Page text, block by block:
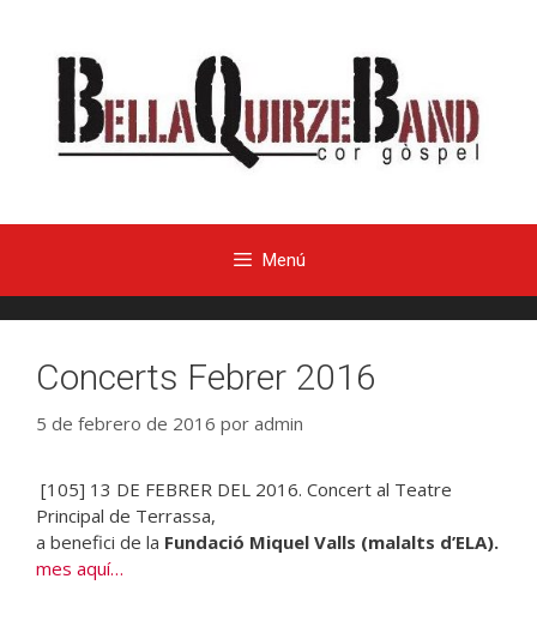
Menú
Concerts Febrer 2016
5 de febrero de 2016 por admin
[105] 13 DE FEBRER DEL 2016. Concert al Teatre
Principal de Terrassa,
a benefici de la Fundació Miquel Valls (malalts d’ELA).
mes aquí…